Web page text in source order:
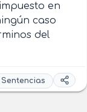
en
caso
del